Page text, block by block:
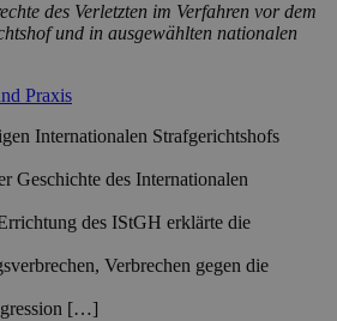
des Verletzten im Verfahren vor dem
und in ausgewählten nationalen
Praxis
Internationalen Strafgerichtshofs
Geschichte des Internationalen
des IStGH erklärte die
Verbrechen gegen die
[…]